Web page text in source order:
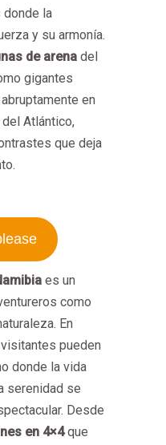
la
y su armonía.
de arena del
gigantes
en
Atlántico,
que deja
es un
como
En
pueden
donde la vida
serenidad se
Desde
en 4×4que